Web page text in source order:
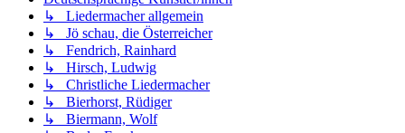
↳ Liedermacher allgemein
↳ Jö schau, die Österreicher
↳ Fendrich, Rainhard
↳ Hirsch, Ludwig
↳ Christliche Liedermacher
↳ Bierhorst, Rüdiger
↳ Biermann, Wolf